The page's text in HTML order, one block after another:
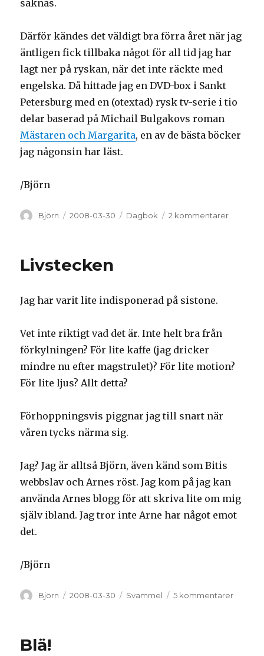
saknas.
Därför kändes det väldigt bra förra året när jag
äntligen fick tillbaka något för all tid jag har
lagt ner på ryskan, när det inte räckte med
engelska. Då hittade jag en DVD-box i Sankt
Petersburg med en (otextad) rysk tv-serie i tio
delar baserad på Michail Bulgakovs roman
Mästaren och Margarita, en av de bästa böcker
jag någonsin har läst.
/Björn
Författare
Björn Postat
2008-03-30 Kategorier
Dagbok 2 kommentarer
Livstecken
Jag har varit lite indisponerad på sistone.
Vet inte riktigt vad det är. Inte helt bra från
förkylningen? För lite kaffe (jag dricker
mindre nu efter magstrulet)? För lite motion?
För lite ljus? Allt detta?
Förhoppningsvis piggnar jag till snart när
våren tycks närma sig.
Jag? Jag är alltså Björn, även känd som Bitis
webbslav och Arnes röst. Jag kom på jag kan
använda Arnes blogg för att skriva lite om mig
själv ibland. Jag tror inte Arne har något emot
det.
/Björn
Författare
Björn Postat
2008-03-30 Kategorier
Svammel 5 kommentarer
Blä!